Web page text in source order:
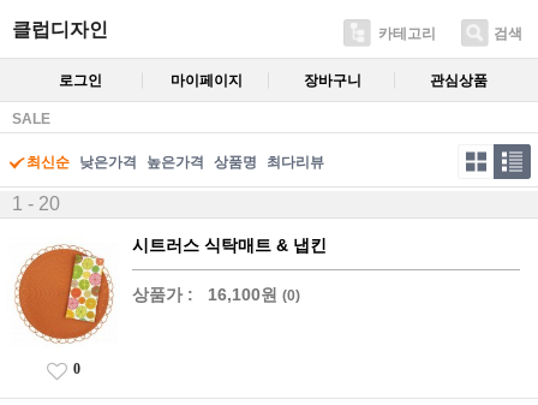
클럽디자인 카테고리 검색
로그인 마이페이지 장바구니 관심상품
SALE
최신순 낮은가격 높은가격 상품명 최다리뷰
1 - 20
시트러스 식탁매트 & 냅킨
상품가 : 16,100원 (0)
0